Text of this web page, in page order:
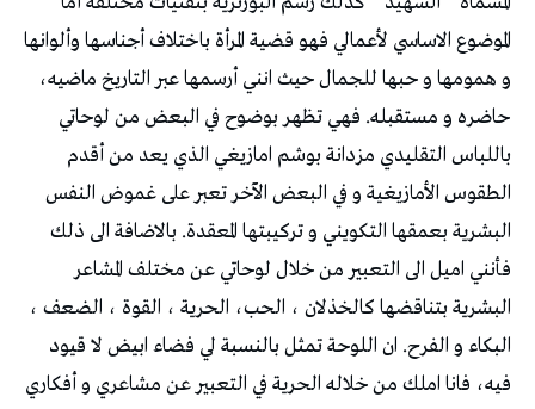
الموضوع الاساسي لأعمالي فهو قضية المرأة باختلاف أجناسها وألوانها
و همومها و حبها للجمال حيث انني أرسمها عبر التاريخ ماضيه،
حاضره و مستقبله. فهي تظهر بوضوح في البعض من لوحاتي
باللباس التقليدي مزدانة بوشم امازيغي الذي يعد من أقدم
الطقوس الأمازيغية و في البعض الآخر تعبر على غموض النفس
البشرية بعمقها التكويني و تركيبتها المعقدة. بالاضافة الى ذلك
فأنني اميل الى التعبير من خلال لوحاتي عن مختلف المشاعر
البشرية بتناقضها كالخذلان ، الحب، الحرية ، القوة ، الضعف ،
البكاء و الفرح. ان اللوحة تمثل بالنسبة لي فضاء ابيض لا قيود
فيه، فانا املك من خلاله الحرية في التعبير عن مشاعري و أفكاري